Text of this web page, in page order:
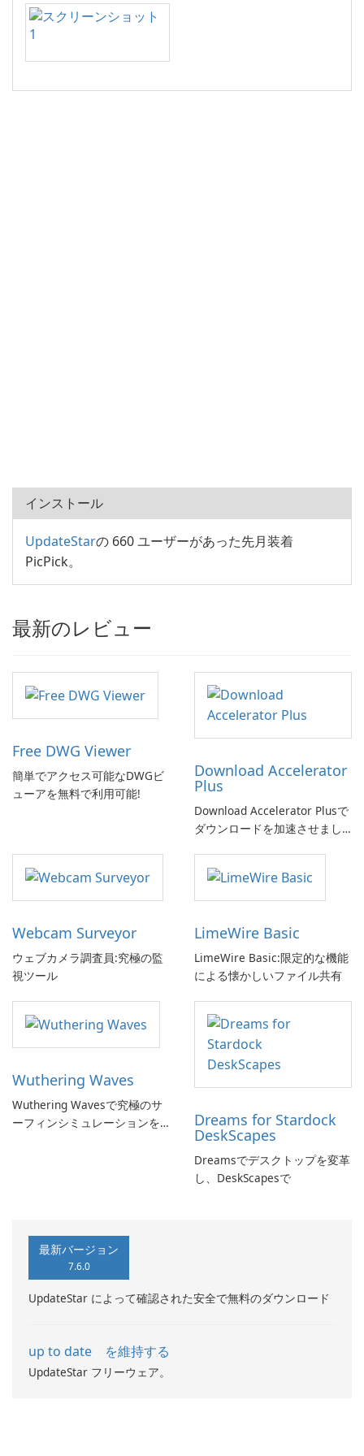
インストール
UpdateStarの 660 ユーザーがあった先月装着
PicPick。
最新のレビュー
Free DWG Viewer
簡単でアクセス可能なDWGビ
ューアを無料で利用可能!
Download Accelerator
Plus
Download Accelerator Plusで
ダウンロードを加速させまし
Webcam Surveyor
ウェブカメラ調査員:究極の監
視ツール
LimeWire Basic
LimeWire Basic:限定的な機能
による懐かしいファイル共有
Wuthering Waves
Wuthering Wavesで究極のサ
ーフィンシミュレーションを
Dreams for Stardock
DeskScapes
Dreamsでデスクトップを変革
し、DeskScapesで
最新バージョン
7.6.0
UpdateStar によって確認された安全で無料のダウンロード
up to date を維持する
UpdateStar フリーウェア。